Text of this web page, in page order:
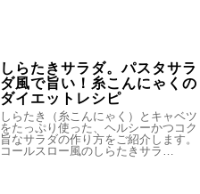
しらたきサラダ。パスタサラ
ダ風で旨い！糸こんにゃくの
ダイエットレシピ
しらたき（糸こんにゃく）とキャベツ
をたっぷり使った、ヘルシーかつコク
旨なサラダの作り方をご紹介します。
コールスロー風のしらたきサラ…